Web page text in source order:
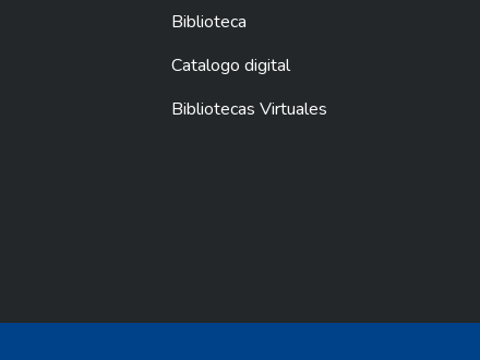
Biblioteca
Catalogo digital
Bibliotecas Virtuales